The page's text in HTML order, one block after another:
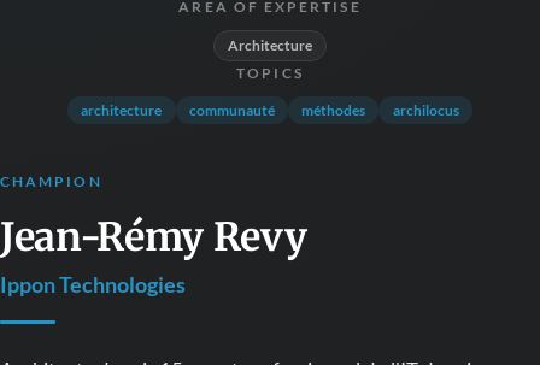
AREA OF EXPERTISE
Architecture
TOPICS
architecture communauté méthodes archilocus
CHAMPION
Jean-Rémy Revy
Ippon Technologies